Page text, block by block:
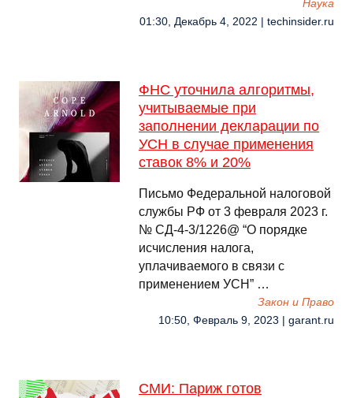
Наука
01:30, Декабрь 4, 2022 | techinsider.ru
ФНС уточнила алгоритмы,
учитываемые при
заполнении декларации по
УСН в случае применения
ставок 8% и 20%
Письмо Федеральной налоговой
службы РФ от 3 февраля 2023 г.
№ СД-4-3/1226@ “О порядке
исчисления налога,
уплачиваемого в связи с
применением УСН” …
Закон и Право
10:50, Февраль 9, 2023 | garant.ru
СМИ: Париж готов